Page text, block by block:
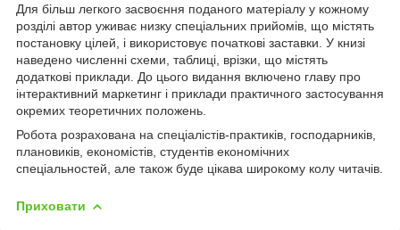
Для більш легкого засвоєння поданого матеріалу у кожному
розділі автор уживає низку спеціальних прийомів, що містять
постановку цілей, і використовує початкові заставки. У книзі
наведено численні схеми, таблиці, врізки, що містять
додаткові приклади. До цього видання включено главу про
інтерактивний маркетинг і приклади практичного застосування
окремих теоретичних положень.
Робота розрахована на спеціалістів-практиків, господарників,
плановиків, економістів, студентів економічних
спеціальностей, але також буде цікава широкому колу читачів.
Приховати